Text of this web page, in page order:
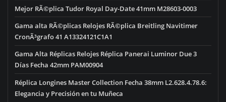
Mejor RÃ©plica Tudor Royal Day-Date 41mm M28603-0003
Gama alta RÃ©plicas Relojes RÃ©plica Breitling Navitimer
CronÃ³grafo 41 A13324121C1A1
Gama Alta Réplicas Relojes Réplica Panerai Luminor Due 3
Días Fecha 42mm PAM00904
Réplica Longines Master Collection Fecha 38mm L2.628.4.78.6:
Elegancia y Precisión en tu Muñeca